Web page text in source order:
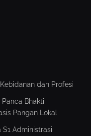
dan Profesi
Panca Bhakti
Pangan Lokal
S1 Administrasi